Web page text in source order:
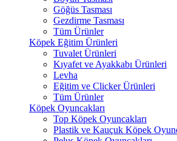
Göğüs Tasması
Gezdirme Tasması
Tüm Ürünler
Köpek Eğitim Ürünleri
Tuvalet Ürünleri
Kıyafet ve Ayakkabı Ürünleri
Levha
Eğitim ve Clicker Ürünleri
Tüm Ürünler
Köpek Oyuncakları
Top Köpek Oyuncakları
Plastik ve Kauçuk Köpek